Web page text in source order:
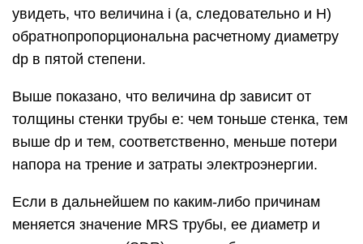
увидеть, что величина i (а, следовательно и Н)
обратнопропорциональна расчетному диаметру
dр в пятой степени.
Выше показано, что величина dр зависит от
толщины стенки трубы e: чем тоньше стенка, тем
выше dр и тем, соответственно, меньше потери
напора на трение и затраты электроэнергии.
Если в дальнейшем по каким-либо причинам
меняется значение MRS трубы, ее диаметр и